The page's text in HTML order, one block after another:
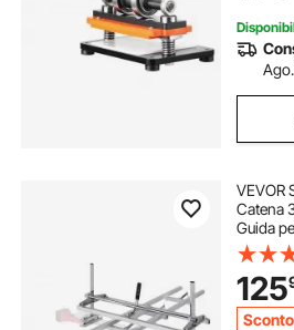
VEVOR
Catena
Guida
a
125